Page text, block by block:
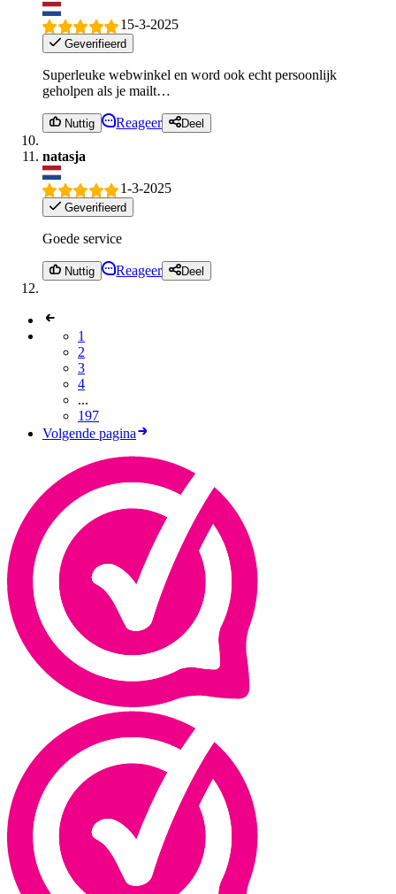
15-3-2025
Geverifieerd
Superleuke webwinkel en word ook echt persoonlijk
geholpen als je mailt…
Nuttig Reageer Deel
natasja
1-3-2025
Geverifieerd
Goede service
Nuttig Reageer Deel
1
2
3
4
...
197
Volgende pagina